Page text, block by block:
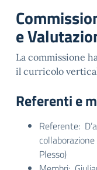
e
La commissione
il curricolo
Referenti e
Referente:
Plesso)